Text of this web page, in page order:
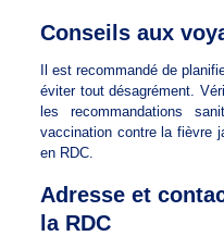
Conseils aux
Il est recommandé de
éviter tout désagrément.
les recommandations
vaccination contre la fièvre
en RDC.
Adresse et
la RDC